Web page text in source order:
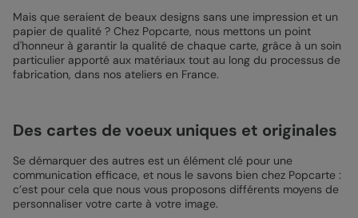
Mais que seraient de beaux designs sans une impression et un
papier de qualité ? Chez Popcarte, nous mettons un point
d'honneur à garantir la qualité de chaque carte, grâce à un soin
particulier apporté aux matériaux tout au long du processus de
fabrication, dans nos ateliers en France.
Des cartes de voeux uniques et originales
Se démarquer des autres est un élément clé pour une
communication efficace, et nous le savons bien chez Popcarte :
c’est pour cela que nous vous proposons différents moyens de
personnaliser votre carte à votre image.